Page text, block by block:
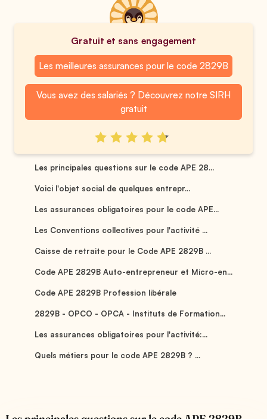
Gratuit et sans engagement
Les meilleures assurances pour le code 2829B
Vous avez des salariés ? Découvrez notre SIRH
gratuit
Les principales questions sur le code APE 28...
Voici l'objet social de quelques entrepr...
Les assurances obligatoires pour le code APE...
Les Conventions collectives pour l'activité ...
Caisse de retraite pour le Code APE 2829B ...
Code APE 2829B Auto-entrepreneur et Micro-en...
Code APE 2829B Profession libérale
2829B - OPCO - OPCA - Instituts de Formation...
Les assurances obligatoires pour l'activité:...
Quels métiers pour le code APE 2829B ? ...